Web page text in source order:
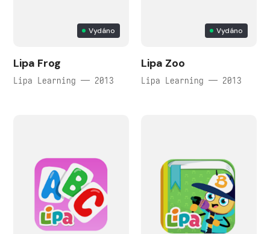
Vydáno
Lipa Frog
Lipa Learning — 2013
Vydáno
Lipa Zoo
Lipa Learning — 2013